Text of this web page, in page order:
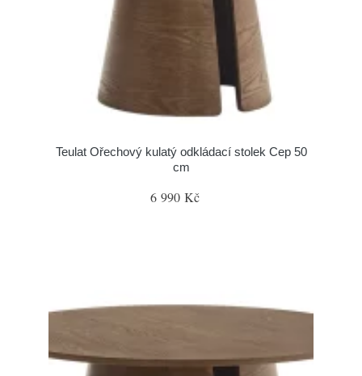
Teulat Ořechový kulatý odkládací stolek Cep 50
cm
6 990 Kč